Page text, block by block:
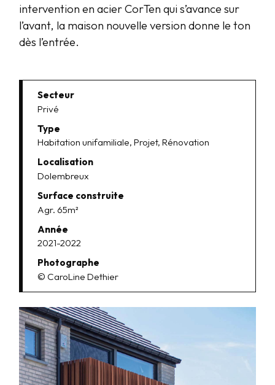
intervention en acier CorTen qui s’avance sur
l’avant, la maison nouvelle version donne le ton
dès l’entrée.
Secteur
Privé
Type
Habitation unifamiliale, Projet, Rénovation
Localisation
Dolembreux
Surface construite
Agr. 65m²
Année
2021-2022
Photographe
© CaroLine Dethier